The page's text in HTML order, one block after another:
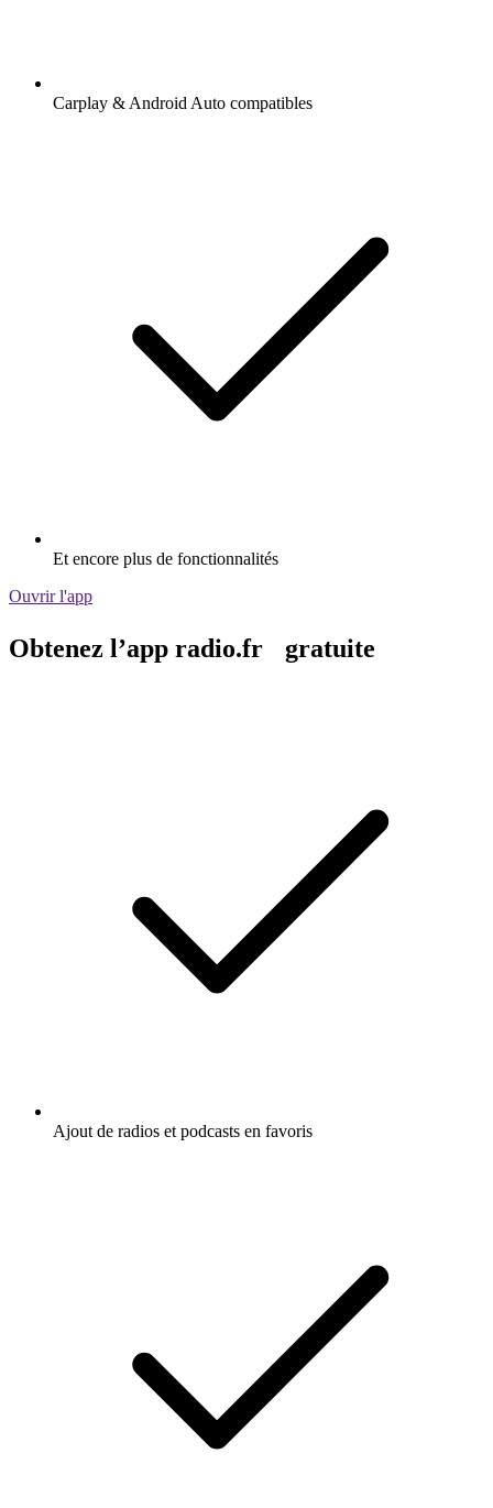
Carplay & Android Auto compatibles
Et encore plus de fonctionnalités
Ouvrir l'app
Obtenez l’app radio.fr gratuite
Ajout de radios et podcasts en favoris